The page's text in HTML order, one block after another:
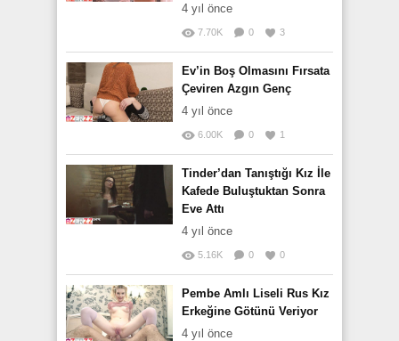
4 yıl önce
7.70K 0 3
Ev’in Boş Olmasını Fırsata
Çeviren Azgın Genç
4 yıl önce
6.00K 0 1
Tinder’dan Tanıştığı Kız İle
Kafede Buluştuktan Sonra
Eve Attı
4 yıl önce
5.16K 0 0
Pembe Amlı Liseli Rus Kız
Erkeğine Götünü Veriyor
4 yıl önce